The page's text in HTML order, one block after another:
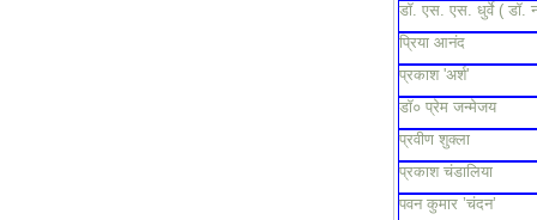
डॉ. एस. एस. धुर्वे ( डॉ.
प्रिया आनंद
प्रकाश 'अर्श'
डॉ० प्रेम जन्मेजय
प्रवीण शुक्ला
प्रकाश चंडालिया
पवन कुमार ’चंदन’